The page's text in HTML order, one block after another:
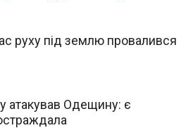
атакував Одещину: є